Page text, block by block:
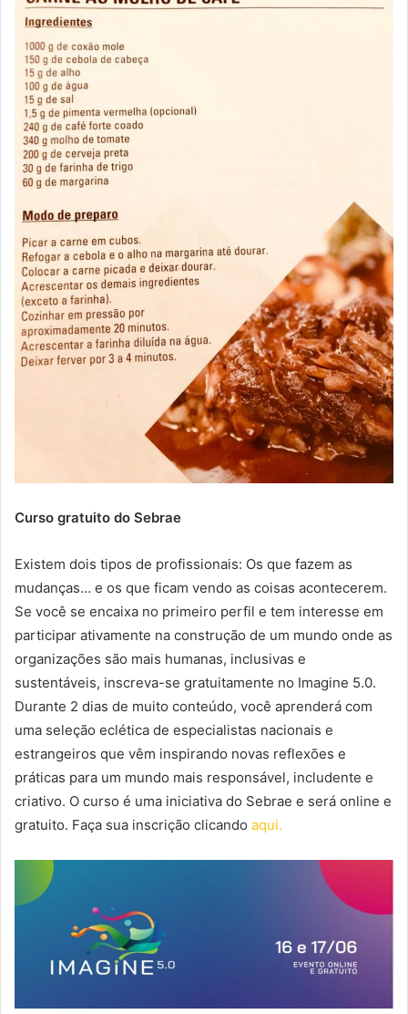
Curso gratuito do Sebrae
Existem dois tipos de profissionais: Os que fazem as
mudanças… e os que ficam vendo as coisas acontecerem.
Se você se encaixa no primeiro perfil e tem interesse em
participar ativamente na construção de um mundo onde as
organizações são mais humanas, inclusivas e
sustentáveis, inscreva-se gratuitamente no Imagine 5.0.
Durante 2 dias de muito conteúdo, você aprenderá com
uma seleção eclética de especialistas nacionais e
estrangeiros que vêm inspirando novas reflexões e
práticas para um mundo mais responsável, includente e
criativo. O curso é uma iniciativa do Sebrae e será online e
gratuito. Faça sua inscrição clicando aqui.